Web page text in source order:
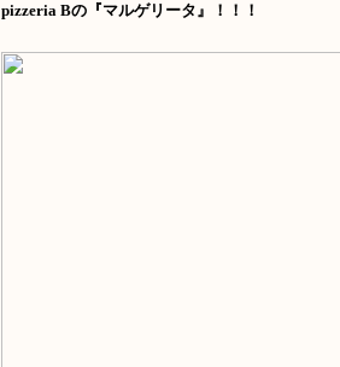
pizzeria Bの『マルゲリータ』！！！